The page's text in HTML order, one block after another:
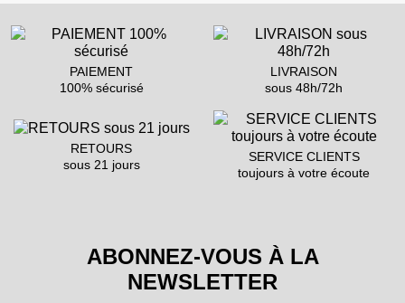
PAIEMENT
100% sécurisé
LIVRAISON
sous 48h/72h
RETOURS
sous 21 jours
SERVICE CLIENTS
toujours à votre écoute
ABONNEZ-VOUS À LA
NEWSLETTER